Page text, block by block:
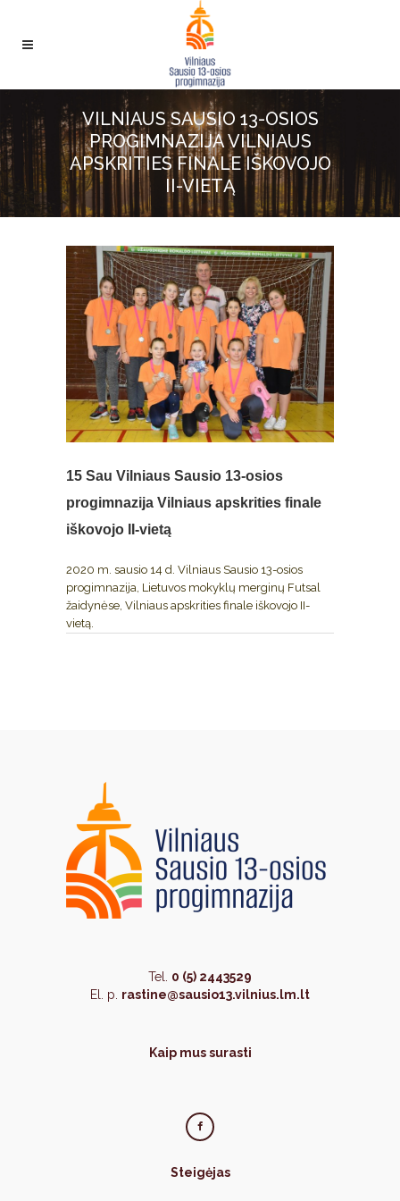
VILNIAUS SAUSIO 13-OSIOS
PROGIMNAZIJA VILNIAUS
APSKRITIES FINALE IŠKOVOJO
II-VIETĄ
15 Sau Vilniaus Sausio 13-osios
progimnazija Vilniaus apskrities finale
iškovojo II-vietą
2020 m. sausio 14 d. Vilniaus Sausio 13-osios
progimnazija, Lietuvos mokyklų merginų Futsal
žaidynėse, Vilniaus apskrities finale iškovojo II-
vietą.
Tel. 0 (5) 2443529
El. p. rastine@sausio13.vilnius.lm.lt
Kaip mus surasti
Steigėjas